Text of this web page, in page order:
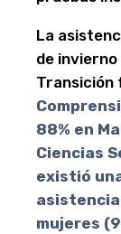
La
de
Transición
88% en
Ciencias
existió
mujeres